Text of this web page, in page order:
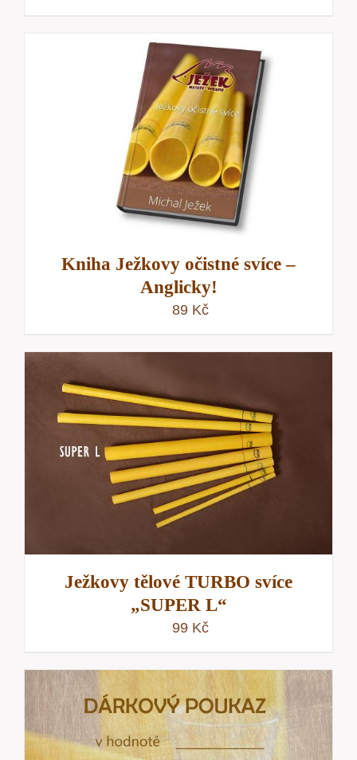
Kniha Ježkovy očistné svíce –
Anglicky!
89 Kč
Ježkovy tělové TURBO svíce
„SUPER L“
99 Kč